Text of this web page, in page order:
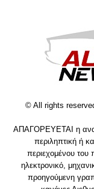
© All rights
ΑΠΑΓΟΡΕΥΕΤΑΙ η
περιληπτική ή
περιεχομένου του
ηλεκτρονικό,
προηγούμενη